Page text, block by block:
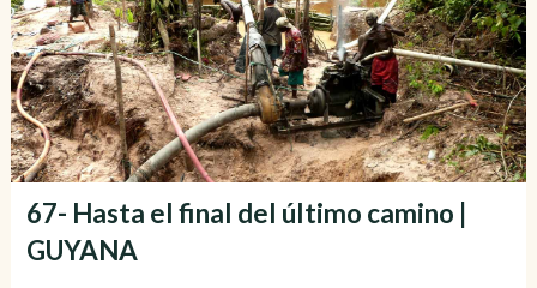
67- Hasta el final del último camino |
GUYANA